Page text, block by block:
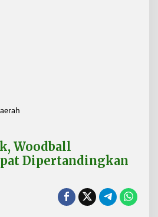
u
T
e
Woodball
Dipertandingkan